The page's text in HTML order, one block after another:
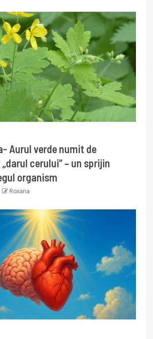
Aurul verde numit de
cerului” – un sprijin
organism
Roxana